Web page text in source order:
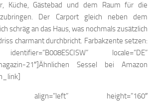
Küche, Gästebad und dem Raum für die
Der Carport gleich neben dem
schräg an das Haus, was nochmals zusätzlich
charmant durchbricht. Farbakzente setzen:
locale=”DE”
21″]Ähnlichen Sessel bei Amazon
align=”left” height=”160″